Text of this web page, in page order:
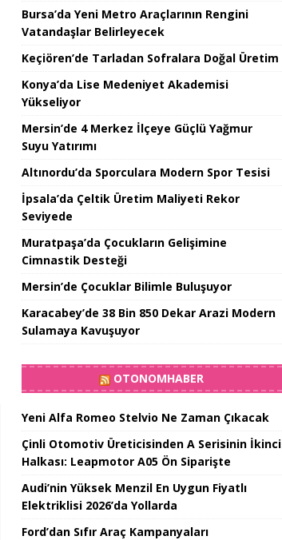
Bursa’da Yeni Metro Araçlarının Rengini
Vatandaşlar Belirleyecek
Keçiören’de Tarladan Sofralara Doğal Üretim
Konya’da Lise Medeniyet Akademisi
Yükseliyor
Mersin’de 4 Merkez İlçeye Güçlü Yağmur
Suyu Yatırımı
Altınordu’da Sporculara Modern Spor Tesisi
İpsala’da Çeltik Üretim Maliyeti Rekor
Seviyede
Muratpaşa’da Çocukların Gelişimine
Cimnastik Desteği
Mersin’de Çocuklar Bilimle Buluşuyor
Karacabey’de 38 Bin 850 Dekar Arazi Modern
Sulamaya Kavuşuyor
OTONOMHABER
Yeni Alfa Romeo Stelvio Ne Zaman Çıkacak
Çinli Otomotiv Üreticisinden A Serisinin İkinci
Halkası: Leapmotor A05 Ön Siparişte
Audi’nin Yüksek Menzil En Uygun Fiyatlı
Elektriklisi 2026’da Yollarda
Ford’dan Sıfır Araç Kampanyaları